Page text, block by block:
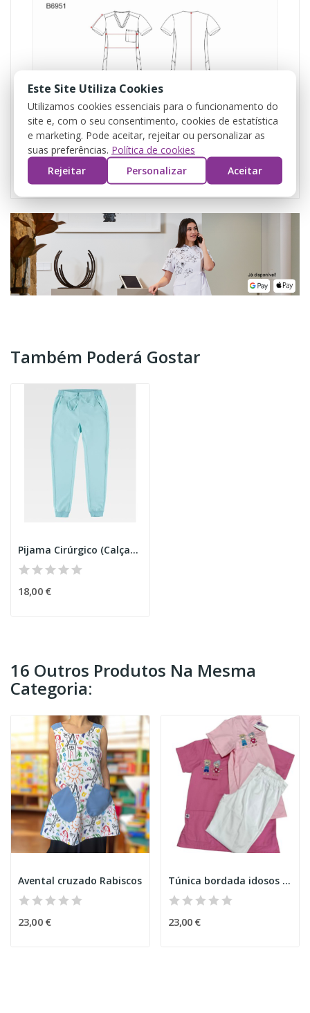
Também Poderá Gostar
Pijama Cirúrgico (Calças) Senhora
18,00 €
16 Outros Produtos Na Mesma
Categoria:
Avental cruzado Rabiscos
23,00 €
Túnica bordada idosos V1
23,00 €
Este Site Utiliza Cookies
Utilizamos cookies essenciais para o funcionamento do
site e, com o seu consentimento, cookies de estatística
e marketing. Pode aceitar, rejeitar ou personalizar as
suas preferências. Política de cookies
Rejeitar
Personalizar Aceitar